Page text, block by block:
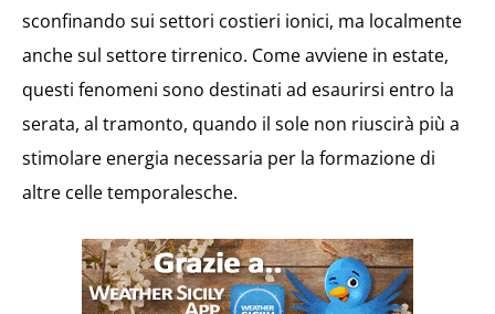
sconfinando sui settori costieri ionici, ma localmente
anche sul settore tirrenico. Come avviene in estate,
questi fenomeni sono destinati ad esaurirsi entro la
serata, al tramonto, quando il sole non riuscirà più a
stimolare energia necessaria per la formazione di
altre celle temporalesche.